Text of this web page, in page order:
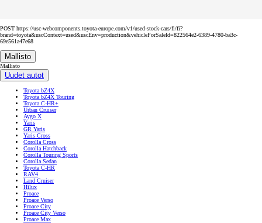
POST https://usc-webcomponents.toyota-europe.com/v1/used-stock-cars/fi/fi?
brand=toyota&uscContext=used&uscEnv=production&vehicleForSaleId=822564e2-6389-4780-ba3c-
69e561a47e68
Mallisto
Mallisto
Uudet autot
Toyota bZ4X
Toyota bZ4X Touring
Toyota C-HR+
Urban Cruiser
Aygo X
Yaris
GR Yaris
Yaris Cross
Corolla Cross
Corolla Hatchback
Corolla Touring Sports
Corolla Sedan
Toyota C-HR
RAV4
Land Cruiser
Hilux
Proace
Proace Verso
Proace City
Proace City Verso
Proace Max